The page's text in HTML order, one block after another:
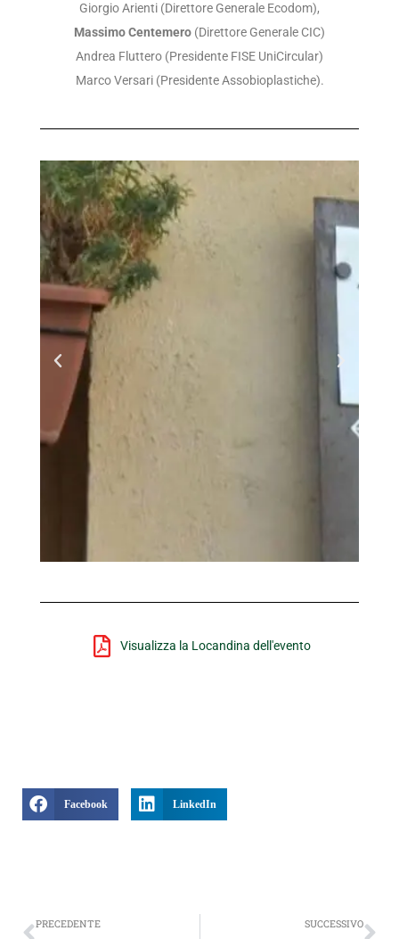
Giorgio Arienti (Direttore Generale Ecodom),
Massimo Centemero (Direttore Generale CIC)
Andrea Fluttero (Presidente FISE UniCircular)
Marco Versari (Presidente Assobioplastiche).
Visualizza la Locandina dell'evento
Facebook LinkedIn
Precedente
PRECEDENTE SUCCESSIVO